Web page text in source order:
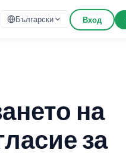
Български Вход
на
за